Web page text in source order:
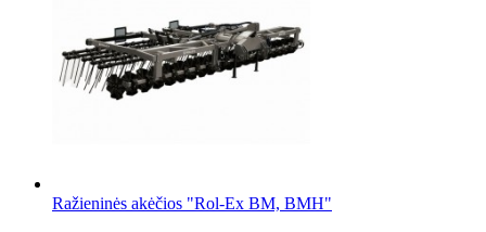
Ražieninės akėčios "Rol-Ex BM, BMH"